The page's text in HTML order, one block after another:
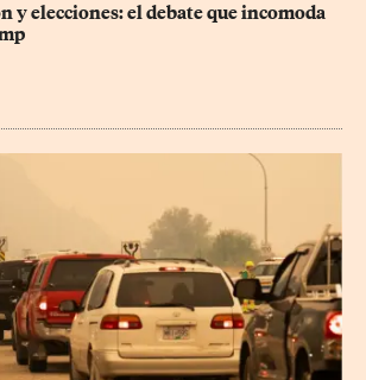
y elecciones: el debate que incomoda